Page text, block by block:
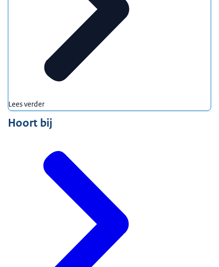
Lees verder
Hoort bij